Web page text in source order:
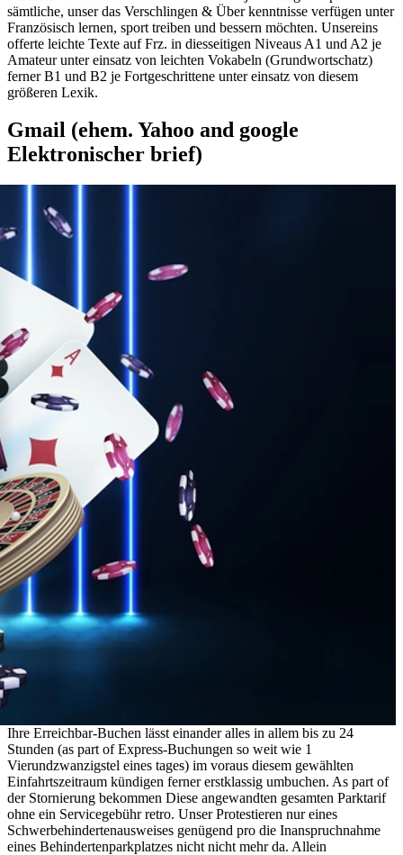
sämtliche, unser das Verschlingen & Über kenntnisse verfügen unter
Französisch lernen, sport treiben und bessern möchten. Unsereins
offerte leichte Texte auf Frz. in diesseitigen Niveaus A1 und A2 je
Amateur unter einsatz von leichten Vokabeln (Grundwortschatz)
ferner B1 und B2 je Fortgeschrittene unter einsatz von diesem
größeren Lexik.
Gmail (ehem. Yahoo and google
Elektronischer brief)
Ihre Erreichbar-Buchen lässt einander alles in allem bis zu 24
Stunden (as part of Express-Buchungen so weit wie 1
Vierundzwanzigstel eines tages) im voraus diesem gewählten
Einfahrtszeitraum kündigen ferner erstklassig umbuchen. As part of
der Stornierung bekommen Diese angewandten gesamten Parktarif
ohne ein Servicegebühr retro. Unser Protestieren nur eines
Schwerbehindertenausweises genügend pro die Inanspruchnahme
eines Behindertenparkplatzes nicht nicht mehr da. Allein